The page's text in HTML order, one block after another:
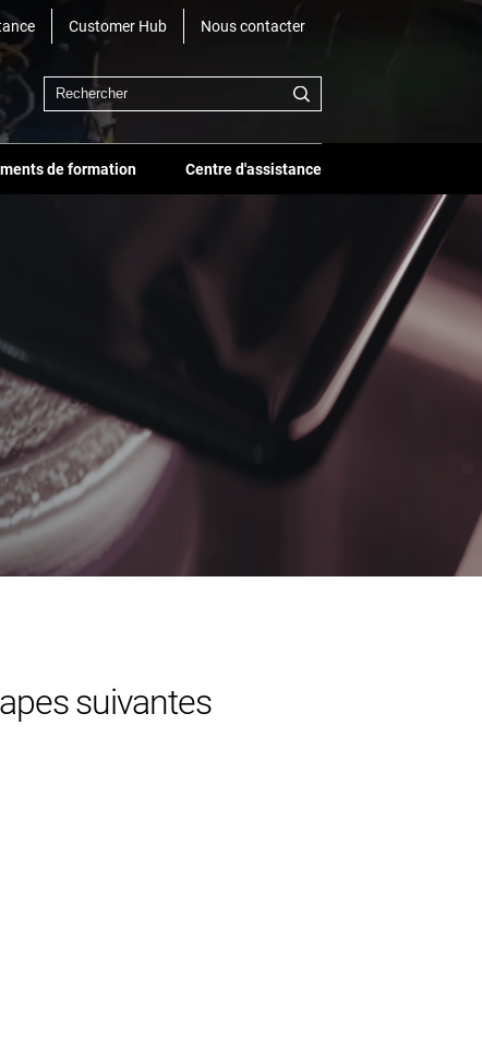
Customer Hub Nous contacter
de formation Centre d'assistance
suivantes